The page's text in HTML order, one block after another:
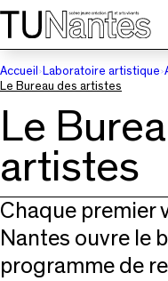
Passer directement à
Passer directement au
Accueil
Laboratoire artistique
Le Bureau des artistes
Le
artistes
Chaque premier
Nantes ouvre le
programme de